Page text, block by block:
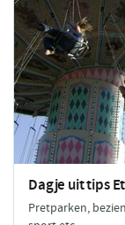
Dagje uit tips
Pretparken,